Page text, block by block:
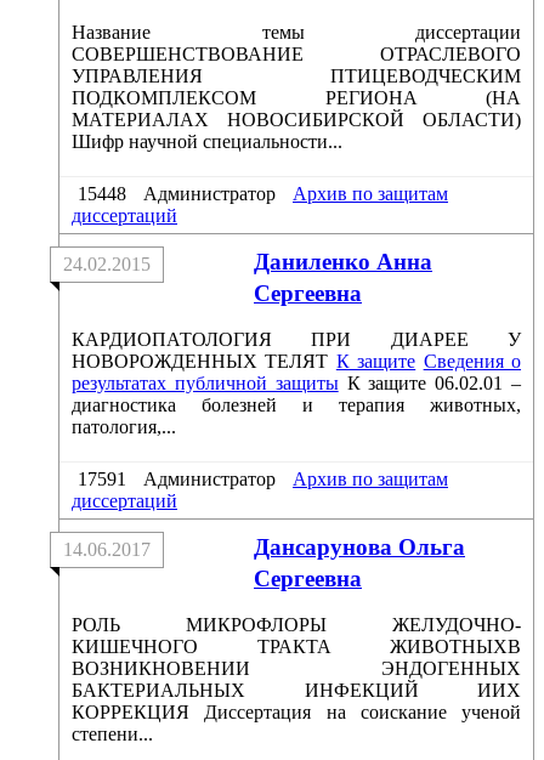
Название темы диссертации
СОВЕРШЕНСТВОВАНИЕ ОТРАСЛЕВОГО
УПРАВЛЕНИЯ ПТИЦЕВОДЧЕСКИМ
ПОДКОМПЛЕКСОМ РЕГИОНА (НА
МАТЕРИАЛАХ НОВОСИБИРСКОЙ ОБЛАСТИ)
Шифр научной специальности...
15448 Администратор
Архив по защитам
диссертаций
Даниленко Анна
Сергеевна
24.02.2015
КАРДИОПАТОЛОГИЯ ПРИ ДИАРЕЕ У
НОВОРОЖДЕННЫХ ТЕЛЯТ К защите Сведения о
результатах публичной защиты К защите 06.02.01 –
диагностика болезней и терапия животных,
патология,...
17591 Администратор
Архив по защитам
диссертаций
Дансарунова Ольга
Сергеевна
14.06.2017
РОЛЬ МИКРОФЛОРЫ ЖЕЛУДОЧНО-
КИШЕЧНОГО ТРАКТА ЖИВОТНЫХВ
ВОЗНИКНОВЕНИИ ЭНДОГЕННЫХ
БАКТЕРИАЛЬНЫХ ИНФЕКЦИЙ ИИХ
КОРРЕКЦИЯ Диссертация на соискание ученой
степени...